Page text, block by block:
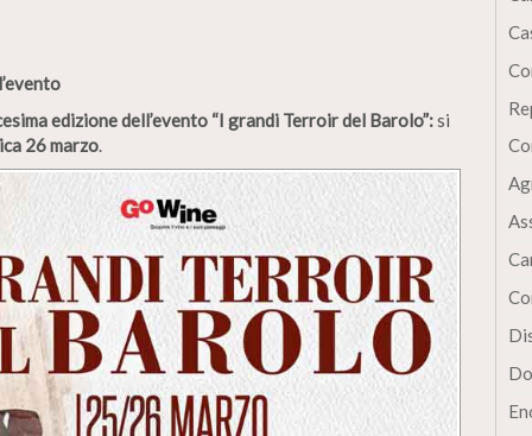
edizione dell’evento “I grandi Terroir del Barolo”:si
26 marzo.